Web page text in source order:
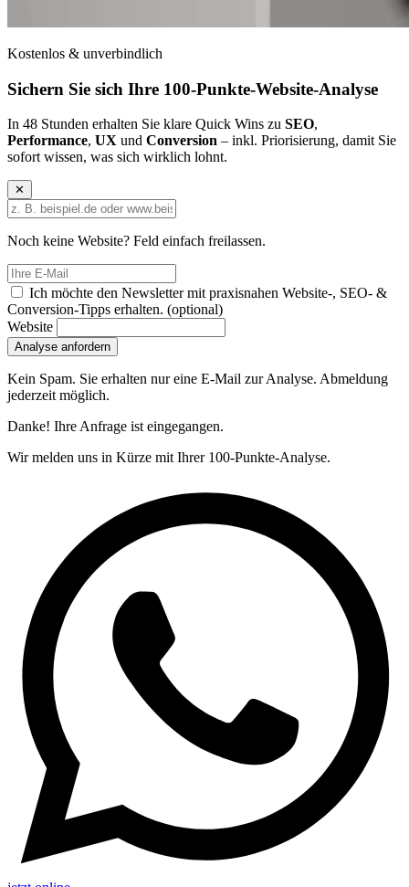
Kostenlos & unverbindlich
Sichern Sie sich Ihre 100-Punkte-Website-Analyse
In 48 Stunden erhalten Sie klare Quick Wins zu SEO,
Performance, UX und Conversion – inkl. Priorisierung, damit Sie
sofort wissen, was sich wirklich lohnt.
✕
Noch keine Website? Feld einfach freilassen.
Ich möchte den Newsletter mit praxisnahen Website-, SEO- &
Conversion-Tipps erhalten. (optional)
Website
Analyse anfordern
Kein Spam. Sie erhalten nur eine E-Mail zur Analyse. Abmeldung
jederzeit möglich.
Danke! Ihre Anfrage ist eingegangen.
Wir melden uns in Kürze mit Ihrer 100-Punkte-Analyse.